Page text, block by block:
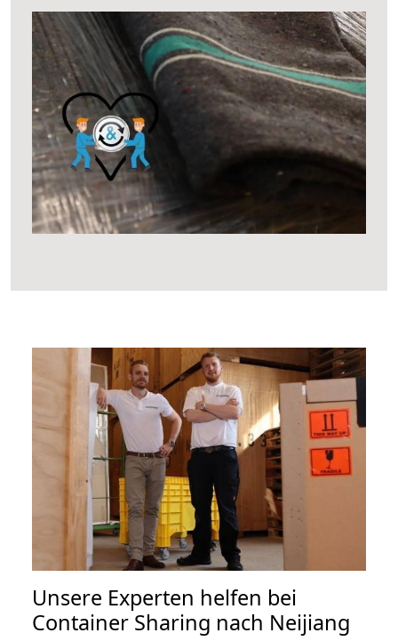
Unsere Experten helfen bei
Container Sharing nach Neijiang